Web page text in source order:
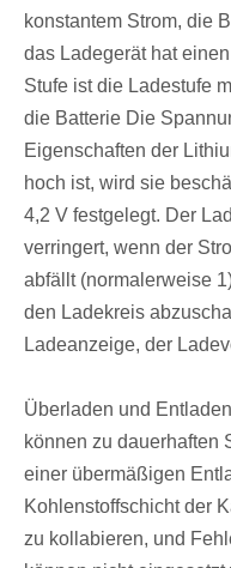
konstantem Strom, die
das Ladegerät hat
Stufe ist die Ladestufe
die Batterie Die
Eigenschaften der
hoch ist, wird sie
4,2 V festgelegt. Der
verringert, wenn der
abfällt (normalerweise
den Ladekreis
Ladeanzeige, der
Überladen und
können zu dauerhaften
einer übermäßigen
Kohlenstoffschicht der
zu kollabieren, und